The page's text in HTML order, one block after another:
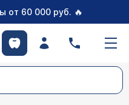
от 60 000 руб. 🔥